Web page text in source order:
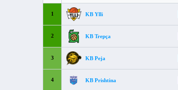
1 KB Ylli
2 KB Trepça
3 KB Peja
4 KB Prishtina